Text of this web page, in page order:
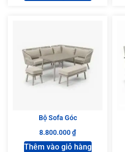
Bộ Sofa Góc
8.800.000₫
Thêm vào giỏ hàng